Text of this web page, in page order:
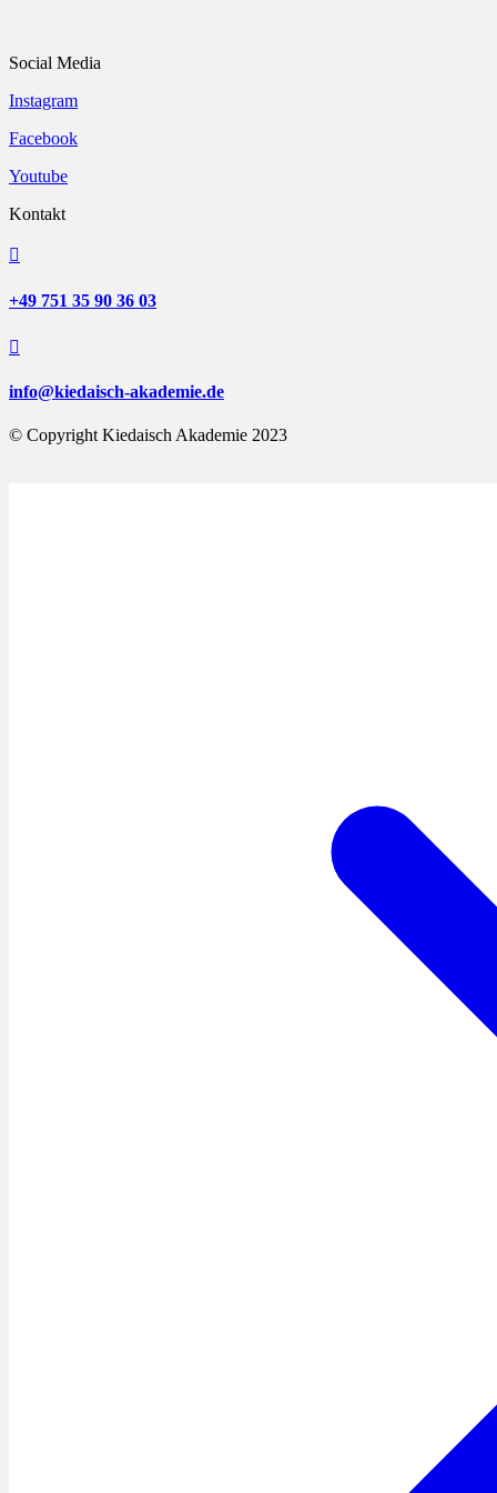
Social Media
Instagram
Facebook
Youtube
Kontakt

+49 751 35 90 36 03

info@kiedaisch-akademie.de
© Copyright Kiedaisch Akademie 2023